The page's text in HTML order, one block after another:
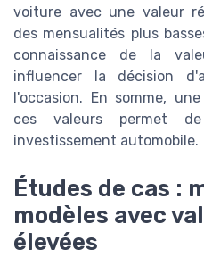
voiture avec une valeur
des mensualités plus
connaissance de la
influencer la décision
l'occasion. En somme,
ces valeurs permet
investissement automobile.
Études de cas :
modèles avec
élevées